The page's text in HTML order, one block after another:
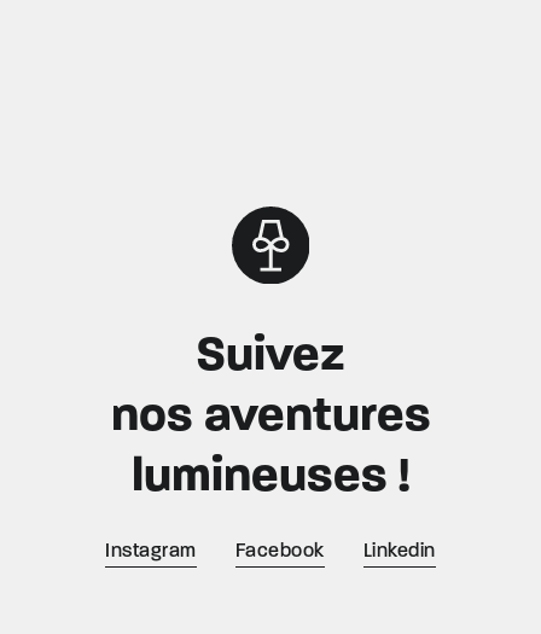
Suivez
nos aventures
lumineuses !
Instagram Facebook Linkedin